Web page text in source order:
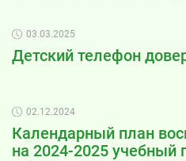
03.03.2025
Детский телефон
02.12.2024
Календарный план
на 2024-2025 учебный